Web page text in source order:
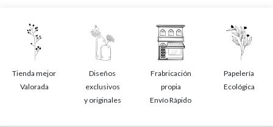
Tienda mejor
Valorada
Diseños
exclusivos
y originales
Frabricación
propia
Envío Rápido
Papelería
Ecológica